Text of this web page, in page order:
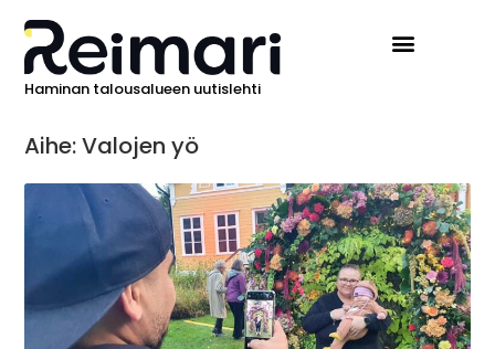
Haminan talousalueen uutislehti
Aihe: Valojen yö